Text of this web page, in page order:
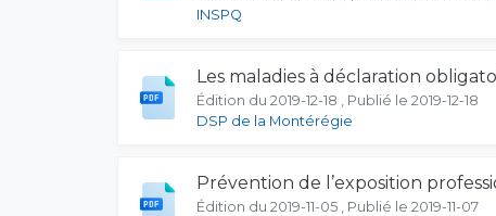
INSPQ
Les maladies à déclaration
Édition du 2019-12-18 , Publié le 2019-12-18
DSP de la Montérégie
Prévention de l’exposition
Édition du 2019-11-05 , Publié le 2019-11-07